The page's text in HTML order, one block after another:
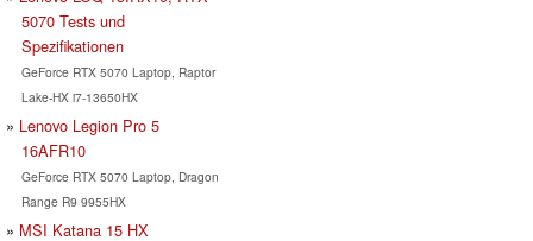
5070 Tests und
Spezifikationen
GeForce RTX 5070 Laptop, Raptor
Lake-HX i7-13650HX
Lenovo Legion Pro 5
16AFR10
GeForce RTX 5070 Laptop, Dragon
Range R9 9955HX
MSI Katana 15 HX